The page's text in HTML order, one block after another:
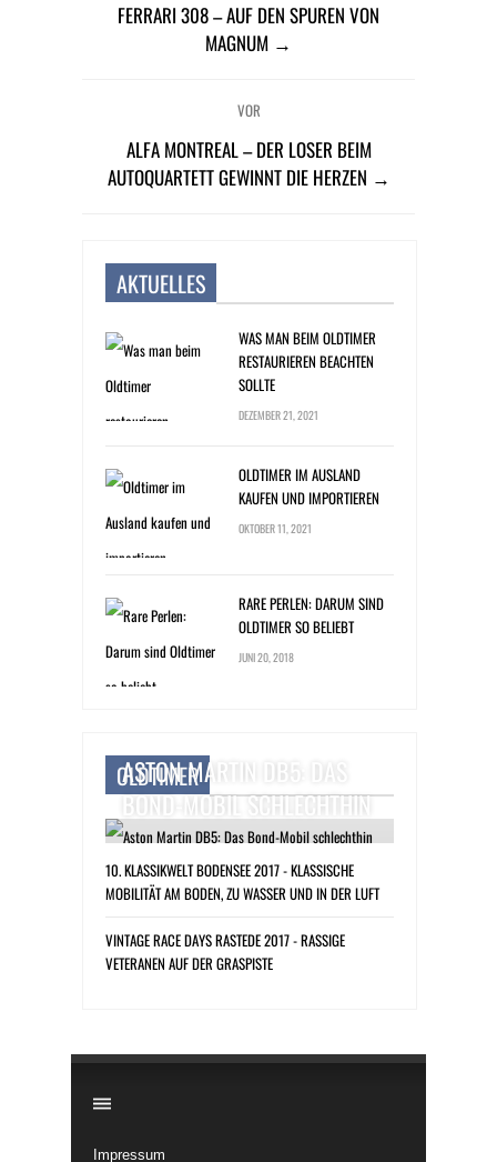
FERRARI 308 – AUF DEN SPUREN VON
MAGNUM →
VOR
ALFA MONTREAL – DER LOSER BEIM
AUTOQUARTETT GEWINNT DIE HERZEN →
AKTUELLES
WAS MAN BEIM OLDTIMER
RESTAURIEREN BEACHTEN
SOLLTE
DEZEMBER 21, 2021
OLDTIMER IM AUSLAND
KAUFEN UND IMPORTIEREN
OKTOBER 11, 2021
RARE PERLEN: DARUM SIND
OLDTIMER SO BELIEBT
JUNI 20, 2018
OLDTIMER
ASTON MARTIN DB5: DAS
BOND-MOBIL SCHLECHTHIN
10. KLASSIKWELT BODENSEE 2017 - KLASSISCHE
MOBILITÄT AM BODEN, ZU WASSER UND IN DER LUFT
VINTAGE RACE DAYS RASTEDE 2017 - RASSIGE
VETERANEN AUF DER GRASPISTE
Impressum